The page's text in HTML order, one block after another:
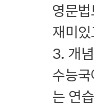
영문
재미
3. 개
수능
는 연